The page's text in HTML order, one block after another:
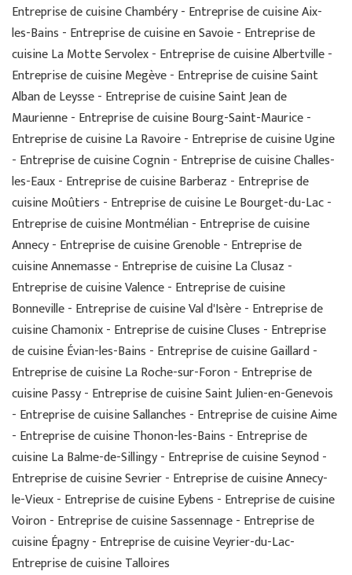
Entreprise de cuisine Chambéry - Entreprise de cuisine Aix-
les-Bains - Entreprise de cuisine en Savoie - Entreprise de
cuisine La Motte Servolex - Entreprise de cuisine Albertville -
Entreprise de cuisine Megève - Entreprise de cuisine Saint
Alban de Leysse - Entreprise de cuisine Saint Jean de
Maurienne - Entreprise de cuisine Bourg-Saint-Maurice -
Entreprise de cuisine La Ravoire - Entreprise de cuisine Ugine
- Entreprise de cuisine Cognin - Entreprise de cuisine Challes-
les-Eaux - Entreprise de cuisine Barberaz - Entreprise de
cuisine Moûtiers - Entreprise de cuisine Le Bourget-du-Lac -
Entreprise de cuisine Montmélian - Entreprise de cuisine
Annecy - Entreprise de cuisine Grenoble - Entreprise de
cuisine Annemasse - Entreprise de cuisine La Clusaz -
Entreprise de cuisine Valence - Entreprise de cuisine
Bonneville - Entreprise de cuisine Val d'Isère - Entreprise de
cuisine Chamonix - Entreprise de cuisine Cluses - Entreprise
de cuisine Évian-les-Bains - Entreprise de cuisine Gaillard -
Entreprise de cuisine La Roche-sur-Foron - Entreprise de
cuisine Passy - Entreprise de cuisine Saint Julien-en-Genevois
- Entreprise de cuisine Sallanches - Entreprise de cuisine Aime
- Entreprise de cuisine Thonon-les-Bains - Entreprise de
cuisine La Balme-de-Sillingy - Entreprise de cuisine Seynod -
Entreprise de cuisine Sevrier - Entreprise de cuisine Annecy-
le-Vieux - Entreprise de cuisine Eybens - Entreprise de cuisine
Voiron - Entreprise de cuisine Sassennage - Entreprise de
cuisine Épagny - Entreprise de cuisine Veyrier-du-Lac-
Entreprise de cuisine Talloires